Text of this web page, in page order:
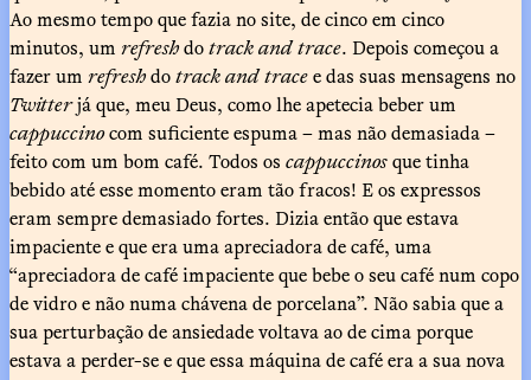
Ao mesmo tempo que fazia no site, de cinco em cinco
minutos, um refreshdotrack and trace. Depois começou a
fazer um refreshdotrack and tracee das suas mensagens no
Twitterjá que, meu Deus, como lhe apetecia beber um
cappuccinocom suficiente espuma – mas não demasiada –
feito com um bom café. Todos os cappuccinosque tinha
bebido até esse momento eram tão fracos! E os expressos
eram sempre demasiado fortes. Dizia então que estava
impaciente e que era uma apreciadora de café, uma
“apreciadora de café impaciente que bebe o seu café num copo
de vidro e não numa chávena de porcelana”. Não sabia que a
sua perturbação de ansiedade voltava ao de cima porque
estava a perder-se e que essa máquina de café era a sua nova